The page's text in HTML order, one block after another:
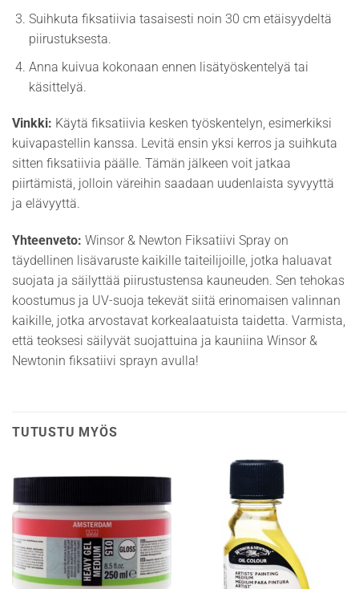
Suihkuta fiksatiivia tasaisesti noin 30 cm etäisyydeltä
piirustuksesta.
Anna kuivua kokonaan ennen lisätyöskentelyä tai
käsittelyä.
Vinkki: Käytä fiksatiivia kesken työskentelyn, esimerkiksi
kuivapastellin kanssa. Levitä ensin yksi kerros ja suihkuta
sitten fiksatiivia päälle. Tämän jälkeen voit jatkaa
piirtämistä, jolloin väreihin saadaan uudenlaista syvyyttä
ja elävyyttä.
Yhteenveto: Winsor & Newton Fiksatiivi Spray on
täydellinen lisävaruste kaikille taiteilijoille, jotka haluavat
suojata ja säilyttää piirustustensa kauneuden. Sen tehokas
koostumus ja UV-suoja tekevät siitä erinomaisen valinnan
kaikille, jotka arvostavat korkealaatuista taidetta. Varmista,
että teoksesi säilyvät suojattuina ja kauniina Winsor &
Newtonin fiksatiivi sprayn avulla!
TUTUSTU MYÖS